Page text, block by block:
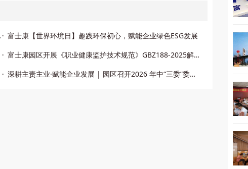
2025）》
富士康【世界环境日】趣践环保初心，赋能企业绿色ESG发展
富士康园区开展《职业健康监护技术规范》GBZ188-2025解读专项培训
深耕主责主业·赋能企业发展 | 园区召开2026 年中“三委”委员工作交流会